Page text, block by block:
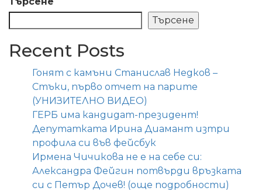
Търсене
Recent Posts
Гонят с камъни Станислав Недков –
Стъки, първо отчет на парите
(УНИЗИТЕЛНО ВИДЕО)
ГЕРБ има кандидат-президент!
Депутатката Ирина Диамант изтри
профила си във фейсбук
Ирмена Чичикова не е на себе си:
Александра Фейгин потвърди връзката
си с Петър Дочев! (още подробности)